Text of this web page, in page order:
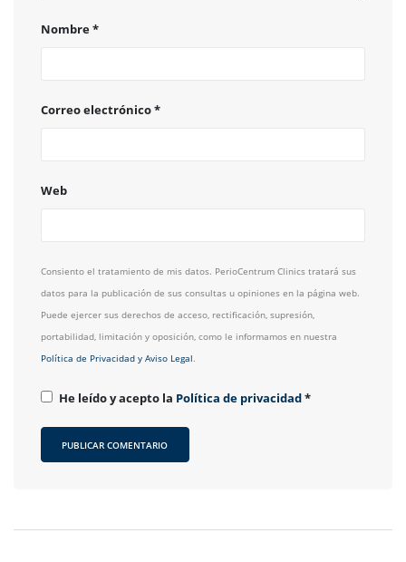
Nombre*
Correo electrónico*
Web
Consiento el tratamiento de mis datos. PerioCentrum Clinics tratará sus
datos para la publicación de sus consultas u opiniones en la página web.
Puede ejercer sus derechos de acceso, rectificación, supresión,
portabilidad, limitación y oposición, como le informamos en nuestra
Política de Privacidad y Aviso Legal.
He leído y acepto la Política de privacidad*